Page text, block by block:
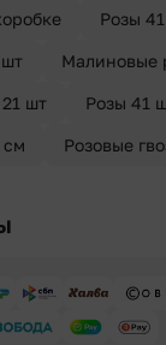
Розы
Малиновые
шт Розы 41
Розовые